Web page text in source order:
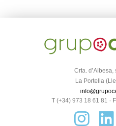
Crta. d’Albesa,
La Portella
T (+34) 973 18 61 81 ·